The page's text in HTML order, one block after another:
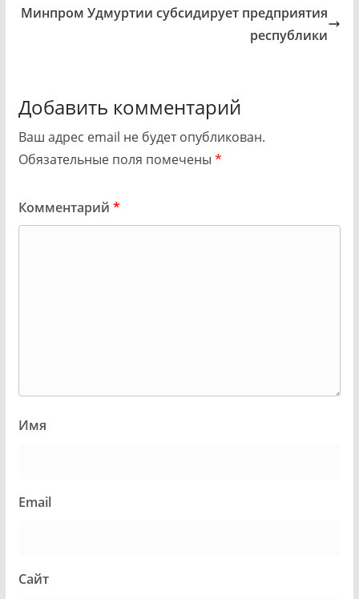
Минпром Удмуртии субсидирует предприятия
республики
Добавить комментарий
Ваш адрес email не будет опубликован.
Обязательные поля помечены *
Комментарий *
Имя
Email
Сайт